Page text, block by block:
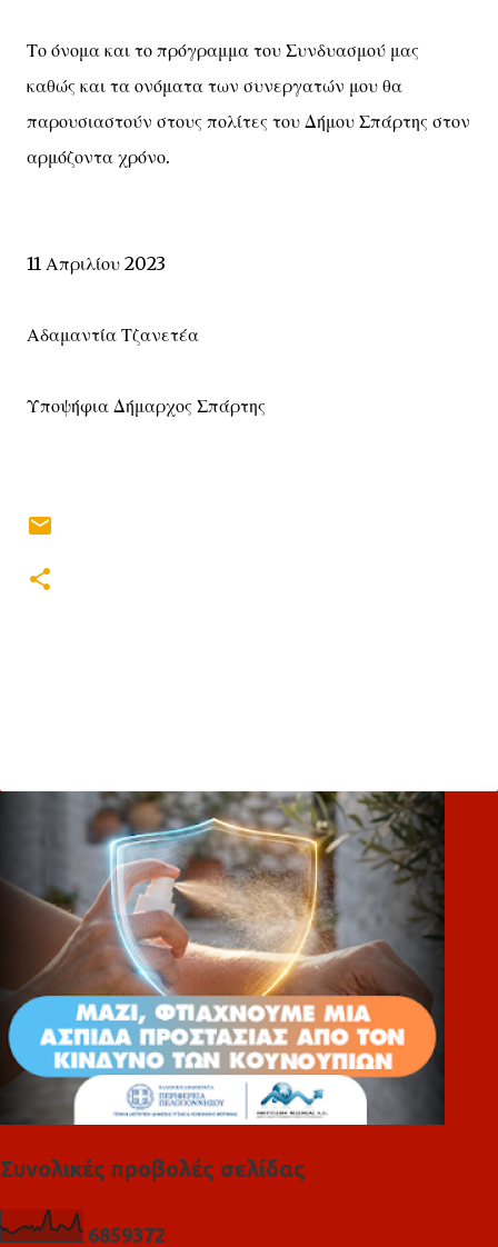
Το όνομα και το πρόγραμμα του Συνδυασμού μας
καθώς και τα ονόματα των συνεργατών μου θα
παρουσιαστούν στους πολίτες του Δήμου Σπάρτης στον
αρμόζοντα χρόνο.
11 Απριλίου 2023
Αδαμαντία Τζανετέα
Υποψήφια Δήμαρχος Σπάρτης
λ
Συνολικές προβολές σελίδας
6859372